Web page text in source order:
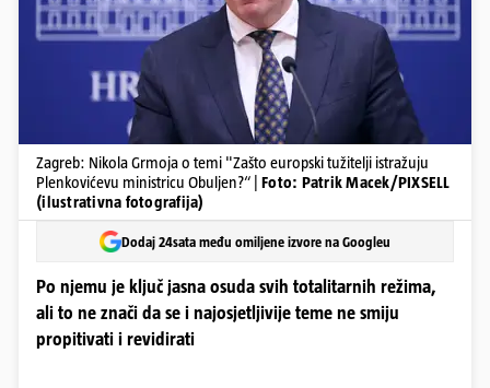
Zagreb: Nikola Grmoja o temi "Zašto europski tužitelji istražuju
Plenkovićevu ministricu Obuljen?“ | Foto: Patrik Macek/PIXSELL
(ilustrativna fotografija)
Dodaj 24sata među omiljene izvore na Googleu
Po njemu je ključ jasna osuda svih totalitarnih režima,
ali to ne znači da se i najosjetljivije teme ne smiju
propitivati i revidirati